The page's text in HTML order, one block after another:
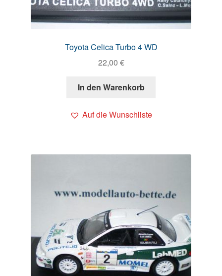
Toyota Celica Turbo 4 WD
22,00 €
In den Warenkorb
Auf die Wunschliste